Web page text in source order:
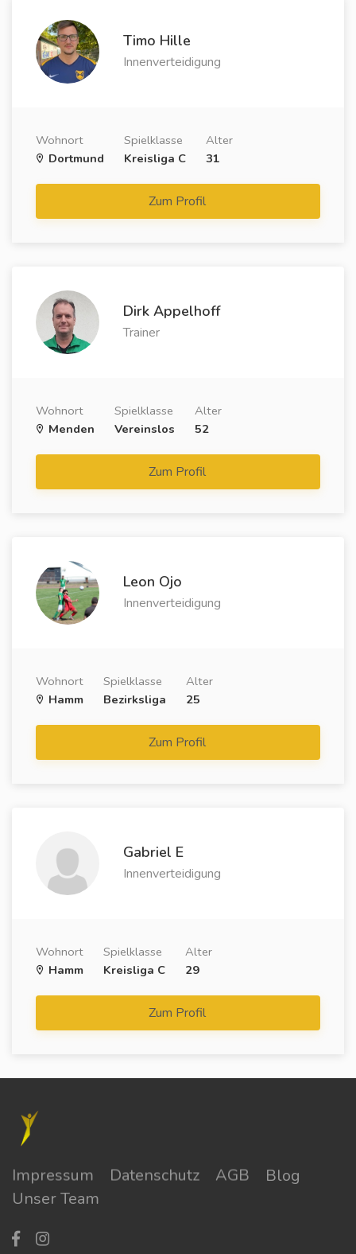
Timo Hille
Innenverteidigung
Wohnort
Dortmund
Spielklasse
Kreisliga C
Alter
31
Zum Profil
Dirk Appelhoff
Trainer
Wohnort
Menden
Spielklasse
Vereinslos
Alter
52
Zum Profil
Leon Ojo
Innenverteidigung
Wohnort
Hamm
Spielklasse
Bezirksliga
Alter
25
Zum Profil
Gabriel E
Innenverteidigung
Wohnort
Hamm
Spielklasse
Kreisliga C
Alter
29
Zum Profil
Impressum Datenschutz AGB
Blog
Unser Team